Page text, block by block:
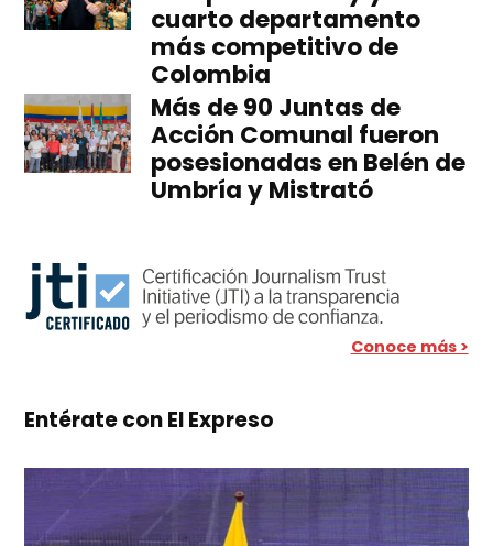
cuarto departamento
más competitivo de
Colombia
Más de 90 Juntas de
Acción Comunal fueron
posesionadas en Belén de
Umbría y Mistrató
Conoce más >
Entérate con El Expreso